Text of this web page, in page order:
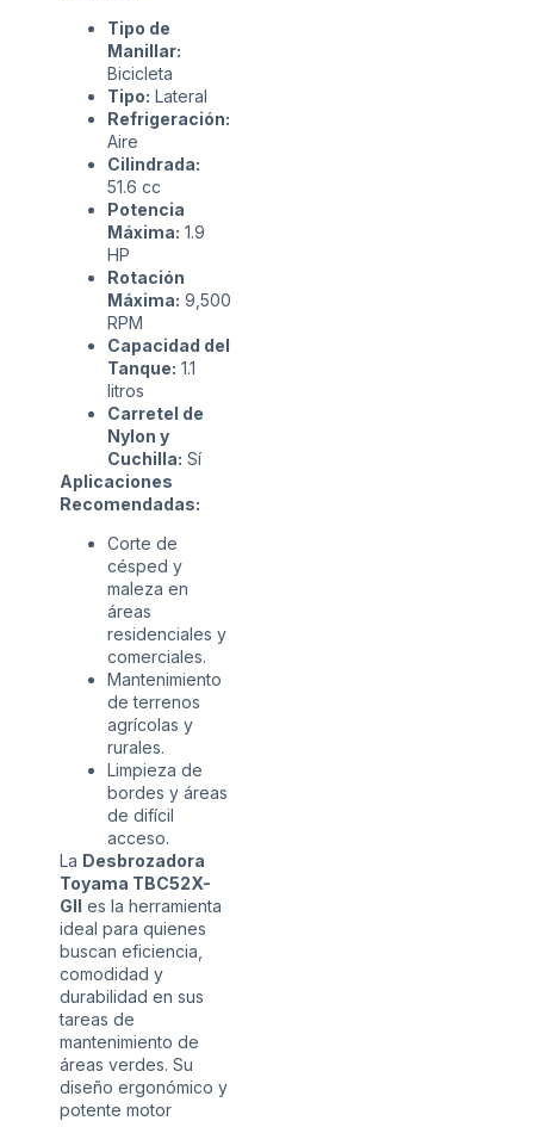
Tipo de
Manillar:
Bicicleta
Tipo: Lateral
Refrigeración:
Aire
Cilindrada:
51.6 cc
Potencia
Máxima: 1.9
HP
Rotación
Máxima: 9,500
RPM
Capacidad del
Tanque: 1.1
litros
Carretel de
Nylon y
Cuchilla: Sí
Aplicaciones
Recomendadas:
Corte de
césped y
maleza en
áreas
residenciales y
comerciales.
Mantenimiento
de terrenos
agrícolas y
rurales.
Limpieza de
bordes y áreas
de difícil
acceso.
La Desbrozadora
Toyama TBC52X-
GII es la herramienta
ideal para quienes
buscan eficiencia,
comodidad y
durabilidad en sus
tareas de
mantenimiento de
áreas verdes. Su
diseño ergonómico y
potente motor